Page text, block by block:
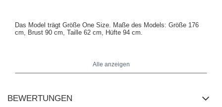
Das Model trägt Größe One Size. Maße des Models: Größe 176
cm, Brust 90 cm, Taille 62 cm, Hüfte 94 cm.
Maße der Bluse in Größe One Size: Breite unter den Achseln - 49
cm, Breite an den Hüften - 43 cm, Gesamtlänge - 60 cm.
Alle anzeigen
BEWERTUNGEN